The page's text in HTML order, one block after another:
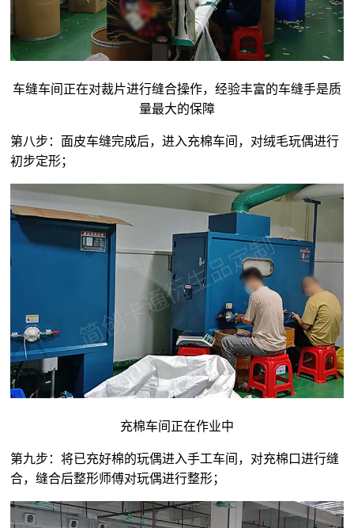
车缝车间正在对裁片进行缝合操作，经验丰富的车缝手是质
量最大的保障
第八步：面皮车缝完成后，进入充棉车间，对绒毛玩偶进行
初步定形；
充棉车间正在作业中
第九步：将已充好棉的玩偶进入手工车间，对充棉口进行缝
合，缝合后整形师傅对玩偶进行整形；